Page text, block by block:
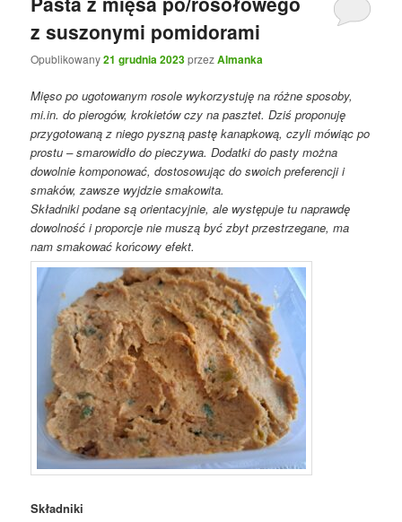
z suszonymi pomidorami
Opublikowany21 grudnia 2023przezAlmanka
Mięso po ugotowanym rosole wykorzystuję na różne sposoby,
mi.in. do pierogów, krokietów czy na pasztet. Dziś proponuję
przygotowaną z niego pyszną pastę kanapkową, czyli mówiąc po
prostu – smarowidło do pieczywa. Dodatki do pasty można
dowolnie komponować, dostosowując do swoich preferencji i
smaków, zawsze wyjdzie smakowita.
Składniki podane są orientacyjnie, ale występuje tu naprawdę
dowolność i proporcje nie muszą być zbyt przestrzegane, ma
nam smakować końcowy efekt.
Składniki